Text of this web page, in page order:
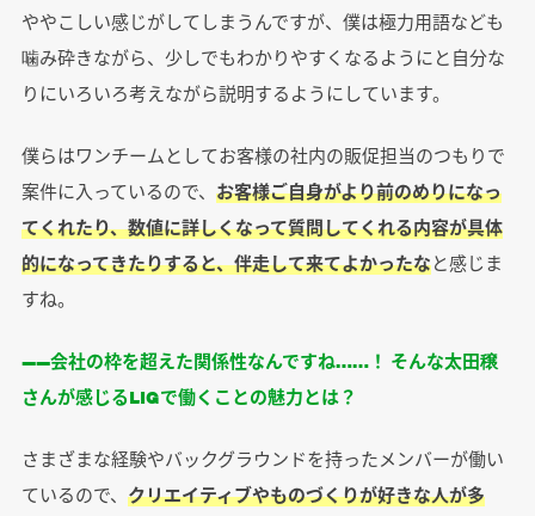
ややこしい感じがしてしまうんですが、僕は極力用語なども
噛み砕きながら、少しでもわかりやすくなるようにと自分な
りにいろいろ考えながら説明するようにしています。
僕らはワンチームとしてお客様の社内の販促担当のつもりで
案件に入っているので、 お客様ご自身がより前のめりになっ
てくれたり、数値に詳しくなって質問してくれる内容が具体
的になってきたりすると、伴走して来てよかったなと感じま
すね。
――会社の枠を超えた関係性なんですね……！ そんな太田穣
さんが感じるLIGで働くことの魅力とは？
さまざまな経験やバックグラウンドを持ったメンバーが働い
ているので、 クリエイティブやものづくりが好きな人が多